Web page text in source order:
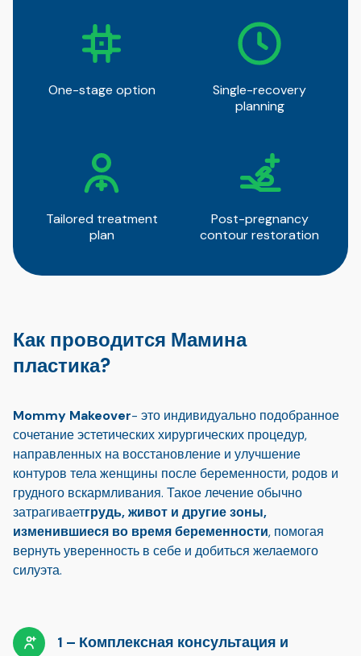
One-stage option
Single-recovery
planning
Tailored treatment
plan
Post-pregnancy
contour restoration
Как проводится Мамина
пластика?
Mommy Makeover- это индивидуально подобранное
сочетание эстетических хирургических процедур,
направленных на восстановление и улучшение
контуров тела женщины после беременности, родов и
грудного вскармливания. Такое лечение обычно
затрагиваетгрудь, живот и другие зоны,
изменившиеся во время беременности, помогая
вернуть уверенность в себе и добиться желаемого
силуэта.
Комплексная консультация и